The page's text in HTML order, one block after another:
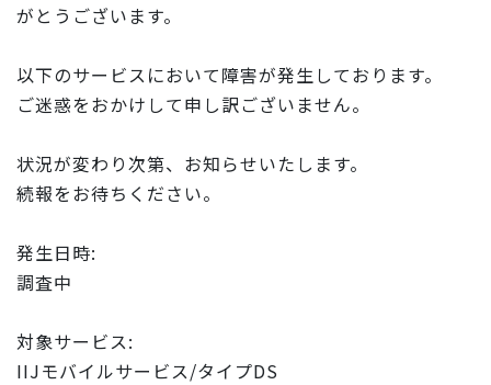
がとうございます。
以下のサービスにおいて障害が発生しております。
ご迷惑をおかけして申し訳ございません。
状況が変わり次第、お知らせいたします。
続報をお待ちください。
発生日時:
調査中
対象サービス:
IIJモバイルサービス/タイプDS